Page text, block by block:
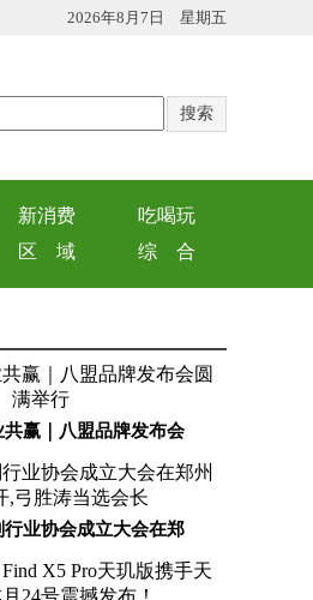
2026年8月7日 星期五
新消费
吃喝玩
区 域 综 合
共赢｜八盟品牌发布会
业协会成立大会在郑